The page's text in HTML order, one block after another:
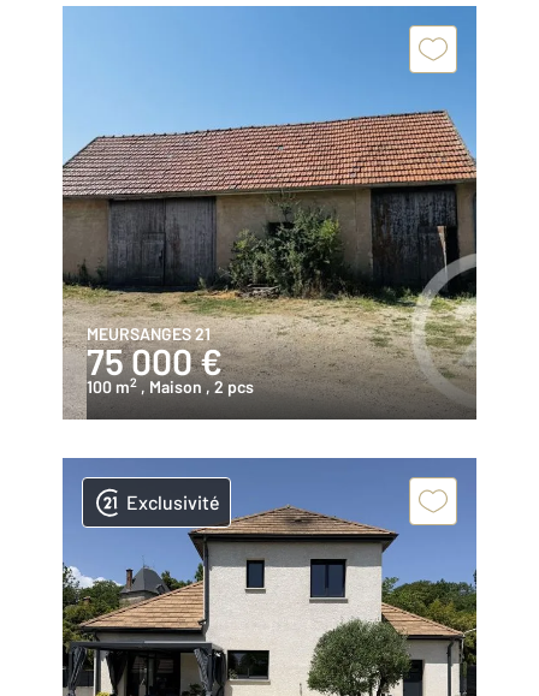
MEURSANGES 21
75 000 €
100 m2 , Maison , 2 pcs
Exclusivité